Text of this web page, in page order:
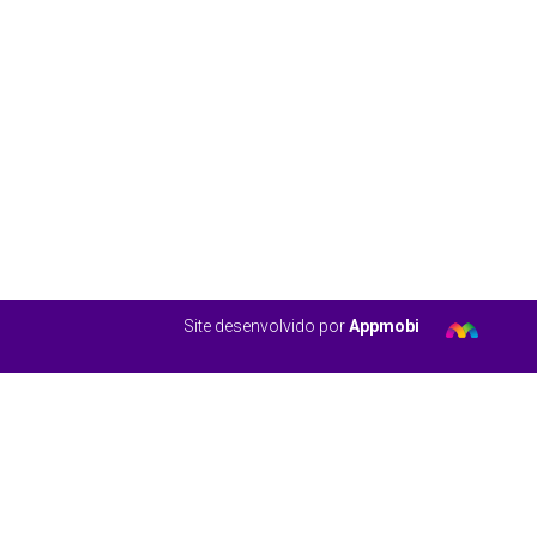
Site desenvolvido porAppmobi